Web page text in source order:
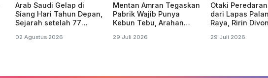
Arab Saudi Gelap di
Siang Hari Tahun Depan,
Sejarah setelah 77
02 Agustus 2026
Mentan Amran Tegaskan
Pabrik Wajib Punya
Kebun Tebu, Arahan
Digenjot
29 Juli 2026
Otaki
dari Lapas
Raya, Ririn
29 Juli 2026